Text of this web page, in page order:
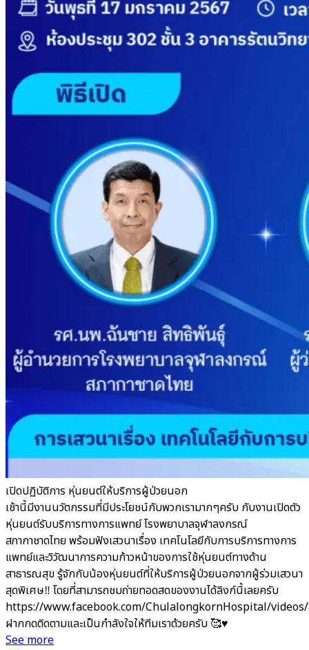
เปิดปฏิบัติการ หุ่นยนต์ให้บริการผู้ป่วยนอก
เช้านี้มีงานนวัตกรรมที่มีประโยชน์กับพวกเรามากๆครับ กับงานเปิดตัว
หุ่นยนต์รับบริการทางการแพทย์ โรงพยาบาลจุฬาลงกรณ์
สภากาชาดไทย พร้อมฟังเสวนาเรื่อง เทคโนโลยีกับการบริการทางการ
แพทย์และวิวัฒนาการความก้าวหน้าของการใช้หุ่นยนต์ทางด้าน
สาธารณสุข รู้จักกับน้องหุ่นยนต์ที่ให้บริการผู้ป่วยนอกจากผู้ร่วมเสวนา
สุดพิเศษ‼️ โดยที่สามารถชมถ่ายทอดสดของงานได้ลิงก์นี้เลยครับ
https://www.facebook.com/ChulalongkornHospital/
ฝากกดติดตามและเป็นกำลังใจให้ทีมเราด้วยครับ 🥰♥️
See more